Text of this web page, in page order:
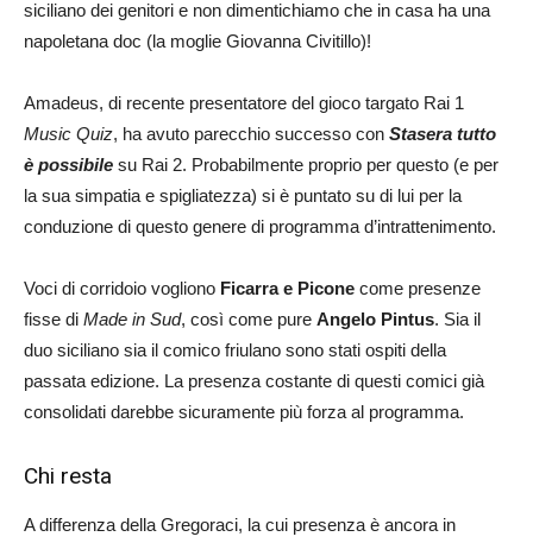
siciliano dei genitori e non dimentichiamo che in casa ha una
napoletana doc (la moglie Giovanna Civitillo)!
Amadeus, di recente presentatore del gioco targato Rai 1
Music Quiz, ha avuto parecchio successo con Stasera tutto
è possibile su Rai 2. Probabilmente proprio per questo (e per
la sua simpatia e spigliatezza) si è puntato su di lui per la
conduzione di questo genere di programma d’intrattenimento.
Voci di corridoio vogliono Ficarra e Picone come presenze
fisse di Made in Sud, così come pure Angelo Pintus. Sia il
duo siciliano sia il comico friulano sono stati ospiti della
passata edizione. La presenza costante di questi comici già
consolidati darebbe sicuramente più forza al programma.
Chi resta
A differenza della Gregoraci, la cui presenza è ancora in